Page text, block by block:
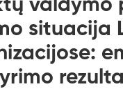
valdymo
situacija